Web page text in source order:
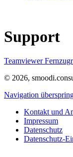
Support
Teamviewer
© 2026,
Navigation
Kontakt und
Impressum
Datenschutz
Datenschutz-